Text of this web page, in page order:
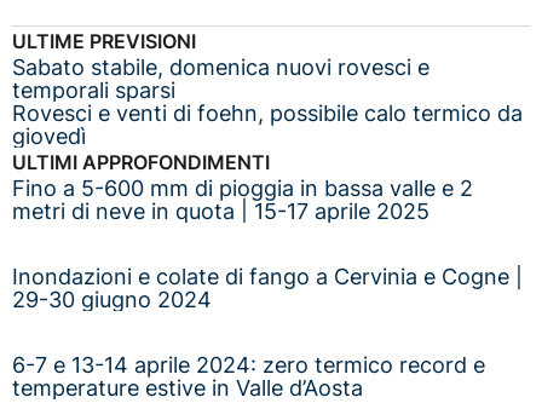
ULTIME PREVISIONI
Sabato stabile, domenica nuovi rovesci e
temporali sparsi
Rovesci e venti di foehn, possibile calo termico da
giovedì
ULTIMI APPROFONDIMENTI
Fino a 5-600 mm di pioggia in bassa valle e 2
metri di neve in quota | 15-17 aprile 2025
Inondazioni e colate di fango a Cervinia e Cogne |
29-30 giugno 2024
6-7 e 13-14 aprile 2024: zero termico record e
temperature estive in Valle d’Aosta